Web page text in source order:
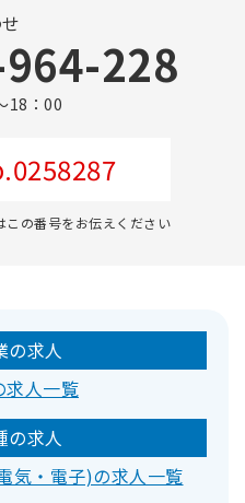
228
18：00
の番号をお伝えください
の求人
求人一覧
の求人
気・電子)の求人一覧